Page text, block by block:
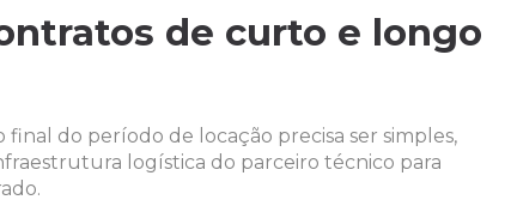
de curto e longo
do período de locação precisa ser simples,
logística do parceiro técnico para